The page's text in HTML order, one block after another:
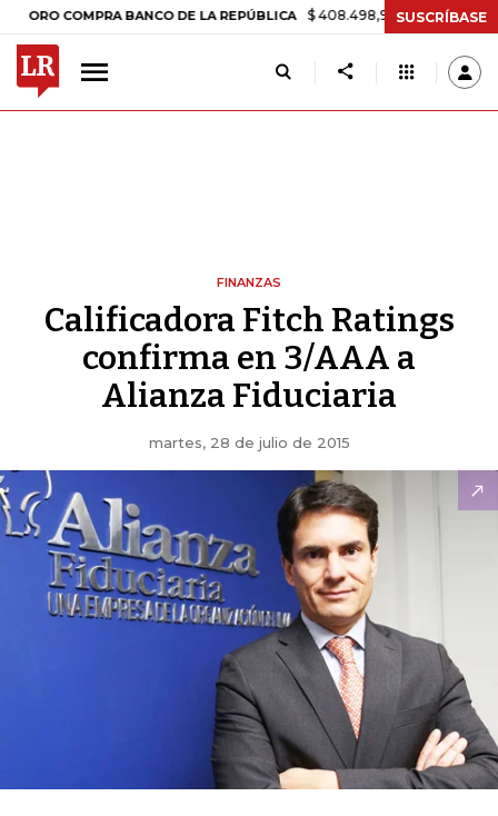
COMPRA BANCO DE LA REPÚBLICA $ 408.498,97 +$ 8.753,81 +2,19%
SUSCRÍBASE
FINANZAS
Calificadora Fitch Ratings
confirma en 3/AAA a
Alianza Fiduciaria
martes, 28 de julio de 2015